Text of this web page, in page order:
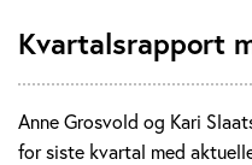
Kvartalsrapport
Anne Grosvold og Kari
for siste kvartal med